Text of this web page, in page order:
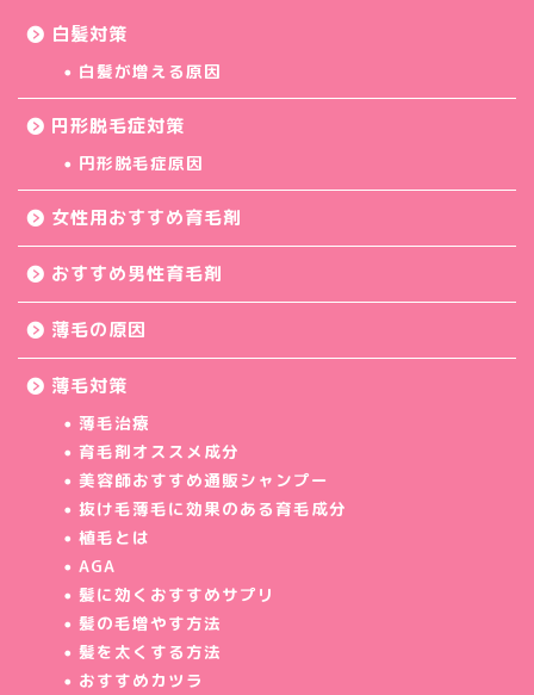
白髪対策
白髪が増える原因
円形脱毛症対策
円形脱毛症原因
女性用おすすめ育毛剤
おすすめ男性育毛剤
薄毛の原因
薄毛対策
薄毛治療
育毛剤オススメ成分
美容師おすすめ通販シャンプー
抜け毛薄毛に効果のある育毛成分
植毛とは
AGA
髪に効くおすすめサプリ
髪の毛増やす方法
髪を太くする方法
おすすめカツラ